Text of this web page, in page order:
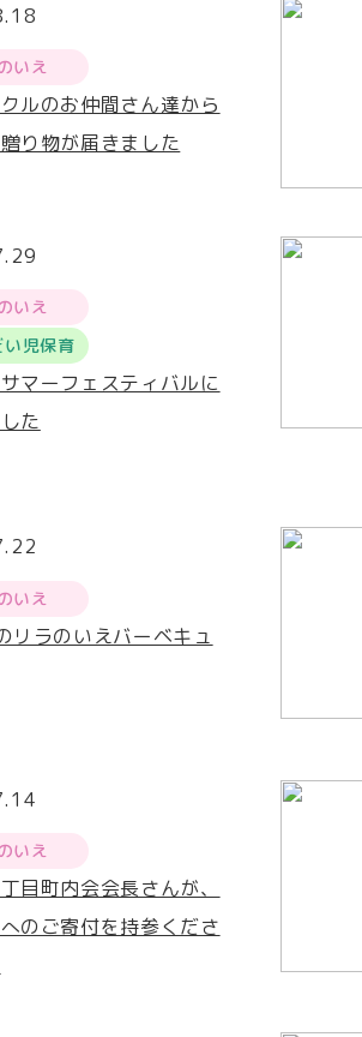
いえ
ルのお仲間さん達から
り物が届きました
いえ
い児保育
マーフェスティバルに
た
いえ
リラのいえバーベキュ
いえ
目町内会会長さんが、
のご寄付を持参くださ